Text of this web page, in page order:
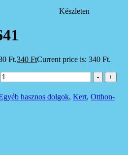
Készleten
Ft.340 FtCurrent price is: 340 Ft.
-
+
hasznos dolgok, Kert, Otthon-